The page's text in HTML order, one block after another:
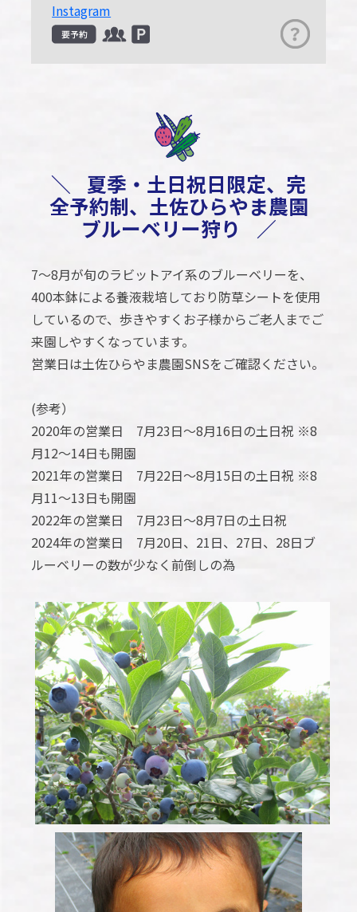
Instagram
＼ 夏季・土日祝日限定、完
全予約制、土佐ひらやま農園
ブルーベリー狩り ／
7～8月が旬のラビットアイ系のブルーベリーを、
400本鉢による養液栽培しており防草シートを使用
しているので、歩きやすくお子様からご老人までご
来園しやすくなっています。
営業日は土佐ひらやま農園SNSをご確認ください。
(参考）
2020年の営業日 7月23日～8月16日の土日祝 ※8
月12～14日も開園
2021年の営業日 7月22日～8月15日の土日祝 ※8
月11～13日も開園
2022年の営業日 7月23日～8月7日の土日祝
2024年の営業日 7月20日、21日、27日、28日ブ
ルーベリーの数が少なく前倒しの為